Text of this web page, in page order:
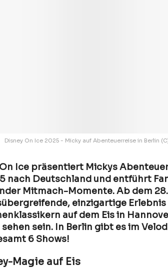
Disney On Ice 2025 - Micky auf Abenteuerreise in Berlin
Ice präsentiert Mickys
nach Deutschland und entführt
Mitmach-Momente. Ab dem
einzigartige Erlebnis
auf dem Eis in
sein. In Berlin gibt es im
6 Shows!
Magie auf Eis